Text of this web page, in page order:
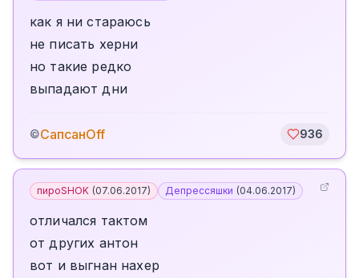
как я ни стараюсь
не писать херни
но такие редко
выпадают дни
©СапсанOff 936
пироSHOK (07.06.2017) Депрессяшки (04.06.2017)
отличался тактом
от других антон
вот и выгнан нахер